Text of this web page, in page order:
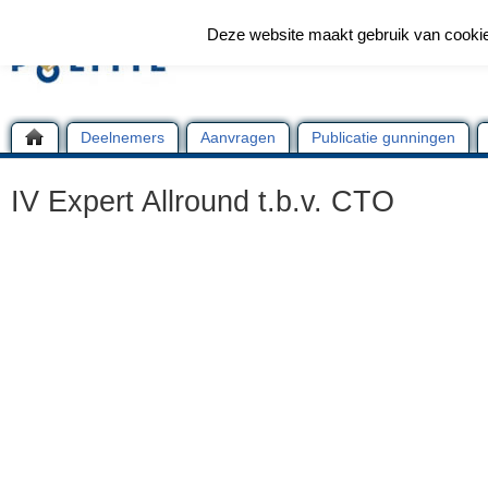
Deelnemers Aanvragen Publicatie gunningen
IV Expert Allround t.b.v. CTO
Deze website maakt gebruik van